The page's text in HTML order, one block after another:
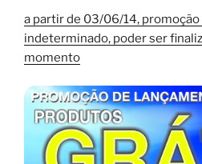
a partir de 03/06/14,
indeterminado, poder ser
momento